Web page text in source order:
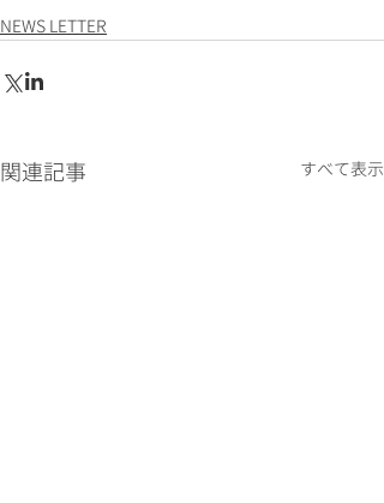
NEWS LETTER
関連記事 すべて表示